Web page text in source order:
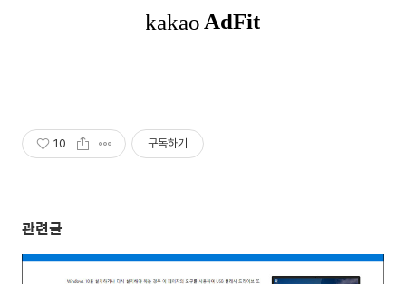
10 구독하기
관련글